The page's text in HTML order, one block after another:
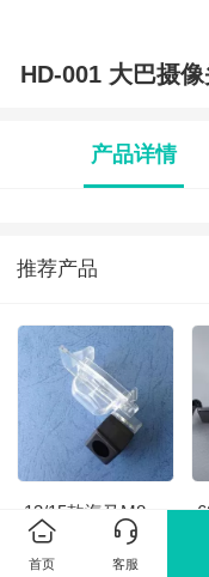
HD-001 大巴摄像
产品详情
推荐产品
13/15款海马M8
首页 客服